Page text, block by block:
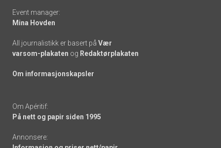
Event manager:
Mina Hovden
All journalistikk er basert på Vær
varsom-plakaten og Redaktørplakaten
Om informasjonskapsler
Om Apéritif:
På nett og papir siden 1995
Annonsere: